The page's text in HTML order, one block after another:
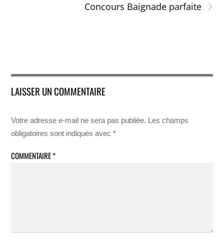
Concours Baignade parfaite
LAISSER UN COMMENTAIRE
Votre adresse e-mail ne sera pas publiée. Les champs
obligatoires sont indiqués avec*
COMMENTAIRE*